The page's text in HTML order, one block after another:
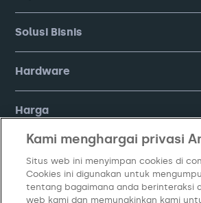
Solusi Bisnis
Hardware
Harga
Company
Kami menghargai privasi
Situs web ini menyimpan cookies di
Cookies ini digunakan untuk
tentang bagaimana anda berinteraksi
web kami dan memungkinkan kami